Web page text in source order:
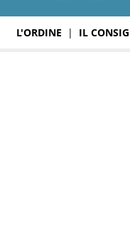
L'ORDINE | IL